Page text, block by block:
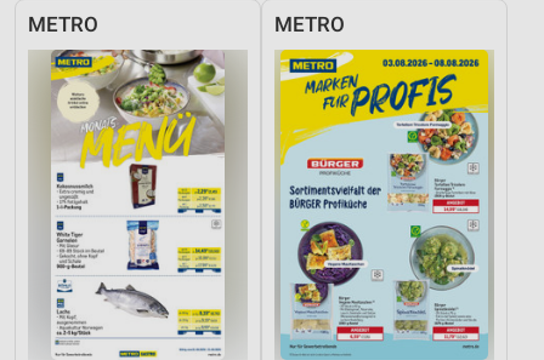
METRO METRO